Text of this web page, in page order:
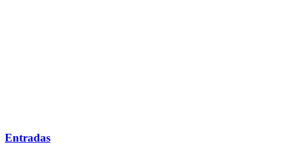
Entradas